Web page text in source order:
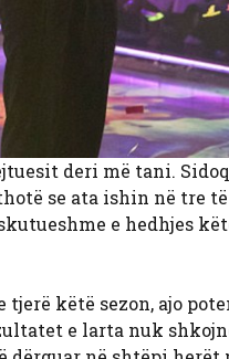
deri më tani.
se ata ishin në tre
e hedhjes
tjerë këtë sezon, ajo
e larta nuk